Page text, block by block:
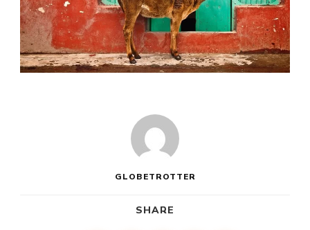
GLOBETROTTER
SHARE